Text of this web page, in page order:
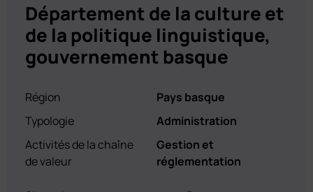
Département de la culture et
de la politique linguistique,
gouvernement basque
Région
Pays basque
Typologie
Administration
Activités de la chaîne
de valeur
Gestion et
réglementation